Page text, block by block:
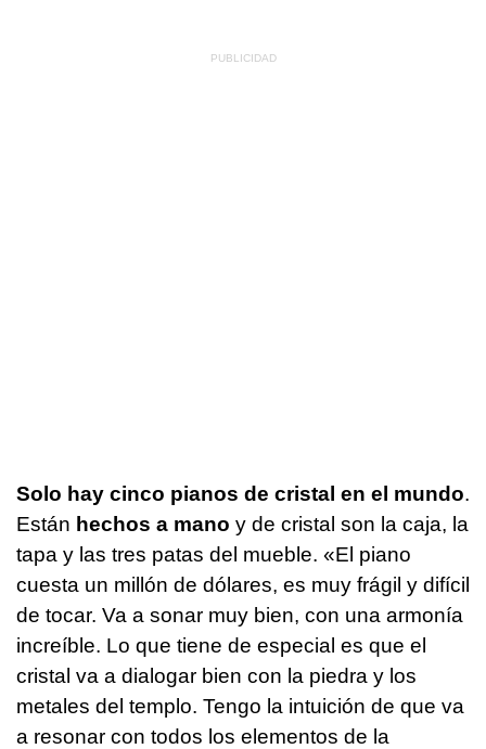
Solo hay cinco pianos de cristal en el mundo.
Están hechos a mano y de cristal son la caja, la
tapa y las tres patas del mueble. «El piano
cuesta un millón de dólares, es muy frágil y difícil
de tocar. Va a sonar muy bien, con una armonía
increíble. Lo que tiene de especial es que el
cristal va a dialogar bien con la piedra y los
metales del templo. Tengo la intuición de que va
a resonar con todos los elementos de la